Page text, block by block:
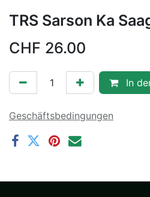
TRS Sarson Ka
CHF 26.00
In
Geschäftsbedingungen